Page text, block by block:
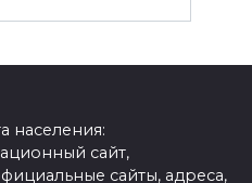
населения:
сайт,
сайты, адреса,